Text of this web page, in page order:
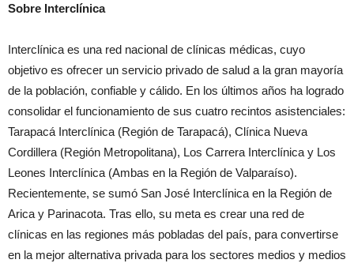
Sobre Interclínica
Interclínica es una red nacional de clínicas médicas, cuyo
objetivo es ofrecer un servicio privado de salud a la gran mayoría
de la población, confiable y cálido. En los últimos años ha logrado
consolidar el funcionamiento de sus cuatro recintos asistenciales:
Tarapacá Interclínica (Región de Tarapacá), Clínica Nueva
Cordillera (Región Metropolitana), Los Carrera Interclínica y Los
Leones Interclínica (Ambas en la Región de Valparaíso).
Recientemente, se sumó San José Interclínica en la Región de
Arica y Parinacota. Tras ello, su meta es crear una red de
clínicas en las regiones más pobladas del país, para convertirse
en la mejor alternativa privada para los sectores medios y medios